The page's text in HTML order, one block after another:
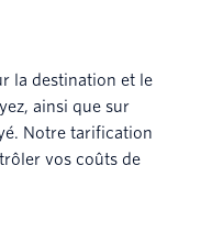
la destination et le
ainsi que sur
Notre tarification
vos coûts de